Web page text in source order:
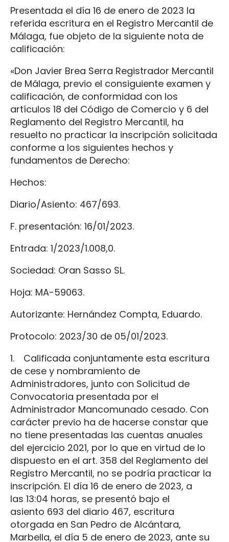
Presentada el día 16 de enero de 2023 la
referida escritura en el Registro Mercantil de
Málaga, fue objeto de la siguiente nota de
calificación:
«Don Javier Brea Serra Registrador Mercantil
de Málaga, previo el consiguiente examen y
calificación, de conformidad con los
artículos 18 del Código de Comercio y 6 del
Reglamento del Registro Mercantil, ha
resuelto no practicar la inscripción solicitada
conforme a los siguientes hechos y
fundamentos de Derecho:
Hechos:
Diario/Asiento: 467/693.
F. presentación: 16/01/2023.
Entrada: 1/2023/1.008,0.
Sociedad: Oran Sasso SL.
Hoja: MA-59063.
Autorizante: Hernández Compta, Eduardo.
Protocolo: 2023/30 de 05/01/2023.
1. Calificada conjuntamente esta escritura
de cese y nombramiento de
Administradores, junto con Solicitud de
Convocatoria presentada por el
Administrador Mancomunado cesado. Con
carácter previo ha de hacerse constar que
no tiene presentadas las cuentas anuales
del ejercicio 2021, por lo que en virtud de lo
dispuesto en el art. 358 del Reglamento del
Registro Mercantil, no se podría practicar la
inscripción. El día 16 de enero de 2023, a
las 13:04 horas, se presentó bajo el
asiento 693 del diario 467, escritura
otorgada en San Pedro de Alcántara,
Marbella, el día 5 de enero de 2023, ante su